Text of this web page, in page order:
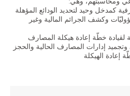
كمدخل وحيد لتحديد الودائع المؤهلة
وكشف الجرائم المالية وغير
خطّة إعادة هيكلة المصارف
إدارات المصارف الحالية والحجز
إعادة الهيكلة